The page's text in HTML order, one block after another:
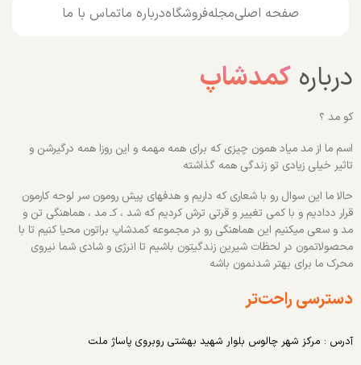
صفحه اصلیمجلهفروشگاهدرباره ماتماس با ما
درباره کمدشاپ
کو مد ؟
اسم ما از مد میاد همون چیزی که برای همه مهمه و این روزا همه درگیرشن و
تاثیر خیلی زیادی تو زندگی همه گذاشته
حالا ما این سوال رو با شعاری که داریم و هدفهای پیش رومون سر لوحه کارمون
قرار ددادیم و با کمی تغییر و قرتی ترش کردیم که شد ، کـ مد ، هماهنگی تن و
مد و سعی میکنیم این هماهنگی رو در مجموعه کمدشاپ براتون محیا کنیم تا با
محصولاتمون در لحظات شیرین زندگیتون باشیم تا انرژی و شادی شما نیروی
محرک ما برای بهتر شدنمون باشه
دسترسی راحت‌تر
آدرس : مرکز شهر چالوس بلوار شهید بهشتی روبروی پاساژ ملت